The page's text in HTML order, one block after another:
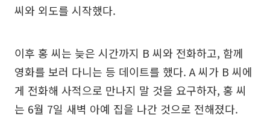
씨와 외도를 시작했다.
이후 홍 씨는 늦은 시간까지 B 씨와 전화하고, 함께
영화를 보러 다니는 등 데이트를 했다. A 씨가 B 씨에
게 전화해 사적으로 만나지 말 것을 요구하자, 홍 씨
는 6월 7일 새벽 아예 집을 나간 것으로 전해졌다.